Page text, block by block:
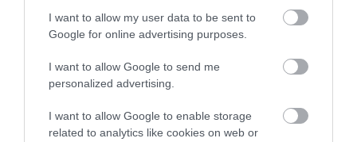
I want to allow my user data to be sent to
Google for online advertising purposes.
I want to allow Google to send me
personalized advertising.
I want to allow Google to enable storage
related to analytics like cookies on web or
ÚJ MAGYAR KÜLÜGYI STRATÉGIA KÉSZÜL,
TELJES SZAKÍTÁS JÖN A...
2026. augusztus 08|Mindenki ügye
AMIKÉRT ÉRDEMES MEGNÉZNI
2026. augusztus 08|Promóció